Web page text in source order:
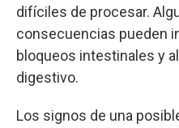
difíciles de procesar.
consecuencias pueden
bloqueos intestinales y
digestivo.
Los signos de una